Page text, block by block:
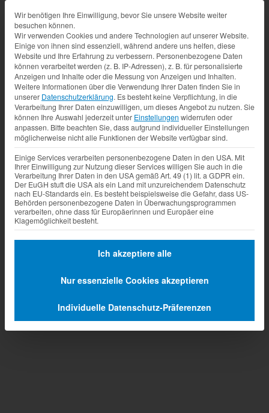
Datenschutz-Präferenz
Wir benötigen Ihre Einwilligung, bevor Sie unsere Website weiter
besuchen können.
Wir verwenden Cookies und andere Technologien auf unserer Website.
Einige von ihnen sind essenziell, während andere uns helfen, diese
Website und Ihre Erfahrung zu verbessern. Personenbezogene Daten
können verarbeitet werden (z. B. IP-Adressen), z. B. für personalisierte
Anzeigen und Inhalte oder die Messung von Anzeigen und Inhalten.
Weitere Informationen über die Verwendung Ihrer Daten finden Sie in
unserer Datenschutzerklärung. Es besteht keine Verpflichtung, in die
Verarbeitung Ihrer Daten einzuwilligen, um dieses Angebot zu nutzen. Sie
können Ihre Auswahl jederzeit unter Einstellungen widerrufen oder
anpassen. Bitte beachten Sie, dass aufgrund individueller Einstellungen
möglicherweise nicht alle Funktionen der Website verfügbar sind.
Einige Services verarbeiten personenbezogene Daten in den USA. Mit
Ihrer Einwilligung zur Nutzung dieser Services willigen Sie auch in die
Verarbeitung Ihrer Daten in den USA gemäß Art. 49 (1) lit. a GDPR ein.
Der EuGH stuft die USA als ein Land mit unzureichendem Datenschutz
nach EU-Standards ein. Es besteht beispielsweise die Gefahr, dass US-
Behörden personenbezogene Daten in Überwachungsprogrammen
verarbeiten, ohne dass für Europäerinnen und Europäer eine
Klagemöglichkeit besteht.
Ich akzeptiere alle
Nur essenzielle Cookies akzeptieren
Individuelle Datenschutz-Präferenzen